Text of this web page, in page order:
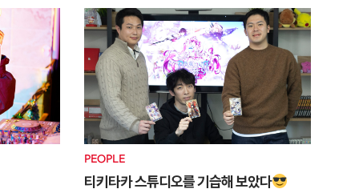
PEOPLE
티키타카 스튜디오를 기습해 보았다